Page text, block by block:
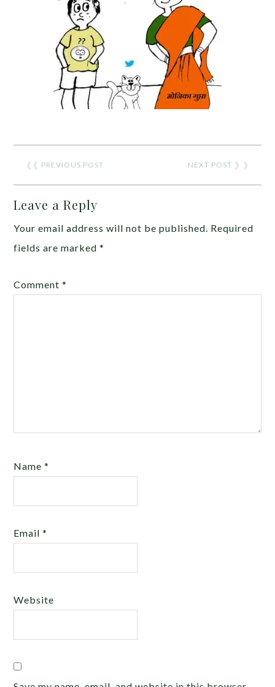
❮❮ PREVIOUS POST NEXT POST ❯ ❯
Leave a Reply
Your email address will not be published. Required
fields are marked*
Comment*
Name*
Email*
Website